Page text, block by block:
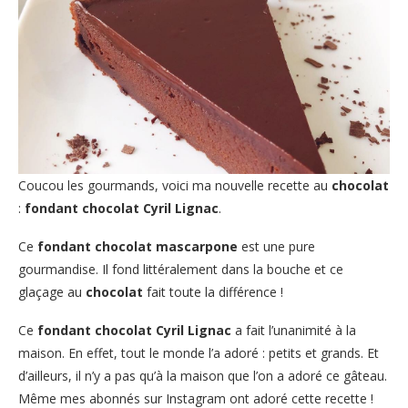
Coucou les gourmands, voici ma nouvelle recette au chocolat
: fondant chocolat Cyril Lignac.
Ce fondant chocolat mascarpone est une pure
gourmandise. Il fond littéralement dans la bouche et ce
glaçage au chocolat fait toute la différence !
Ce fondant chocolat Cyril Lignac a fait l’unanimité à la
maison. En effet, tout le monde l’a adoré : petits et grands. Et
d’ailleurs, il n’y a pas qu’à la maison que l’on a adoré ce gâteau.
Même mes abonnés sur Instagram ont adoré cette recette !